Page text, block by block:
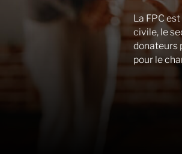
La FPC
civile, le
donateurs
pour le